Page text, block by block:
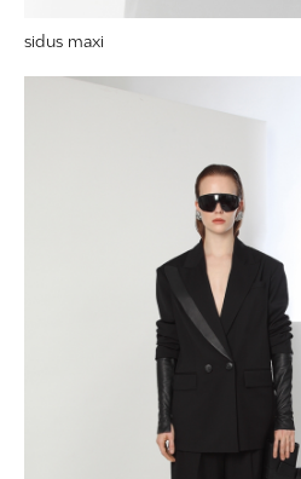
sidus maxi